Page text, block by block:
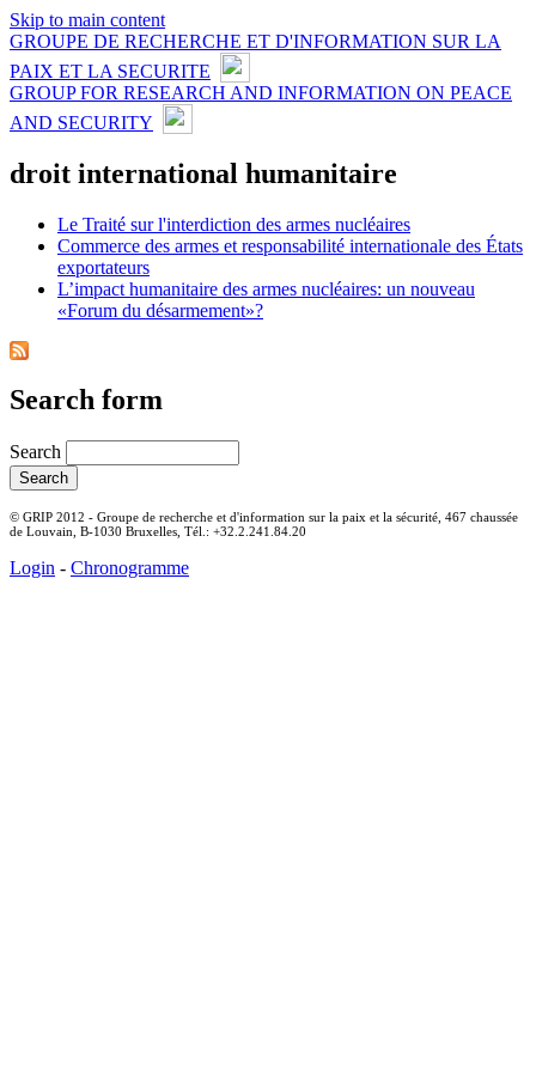
Skip to main content
GROUPE DE RECHERCHE ET D'INFORMATION SUR LA
PAIX ET LA SECURITE
GROUP FOR RESEARCH AND INFORMATION ON PEACE
AND SECURITY
droit international humanitaire
Le Traité sur l'interdiction des armes nucléaires
Commerce des armes et responsabilité internationale des États
exportateurs
L’impact humanitaire des armes nucléaires: un nouveau
«Forum du désarmement»?
Search form
Search
© GRIP 2012 - Groupe de recherche et d'information sur la paix et la sécurité, 467 chaussée
de Louvain, B-1030 Bruxelles, Tél.: +32.2.241.84.20
Login - Chronogramme